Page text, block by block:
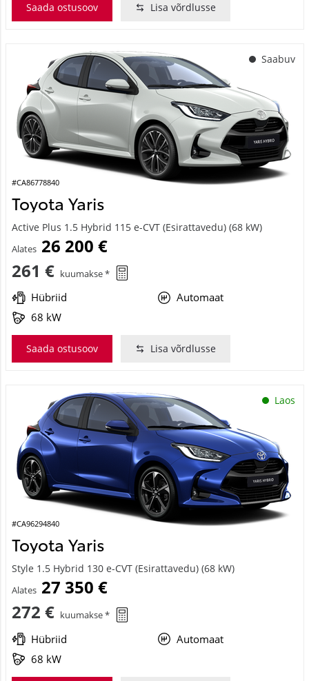
Saada ostusoov Lisa võrdlusse
Saabuv
#CA86778840
Toyota Yaris
Active Plus 1.5 Hybrid 115 e-CVT (Esirattavedu) (68 kW)
Alates 26 200 €
261 € kuumakse *
Hübriid
Automaat
68 kW
Saada ostusoov Lisa võrdlusse
Laos
#CA96294840
Toyota Yaris
Style 1.5 Hybrid 130 e-CVT (Esirattavedu) (68 kW)
Alates 27 350 €
272 € kuumakse *
Hübriid
Automaat
68 kW